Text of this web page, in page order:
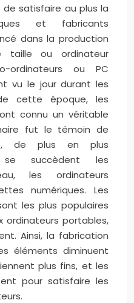
satisfaire au plus la
et fabricants
dans la production
taille ou ordinateur
ordinateurs ou PC
vu le jour durant les
cette époque, les
connu un véritable
fut le témoin de
de plus en plus
se succèdent les
les ordinateurs
numériques. Les
les plus populaires
ordinateurs portables,
Ainsi, la fabrication
éléments diminuent
plus fins, et les
pour satisfaire les